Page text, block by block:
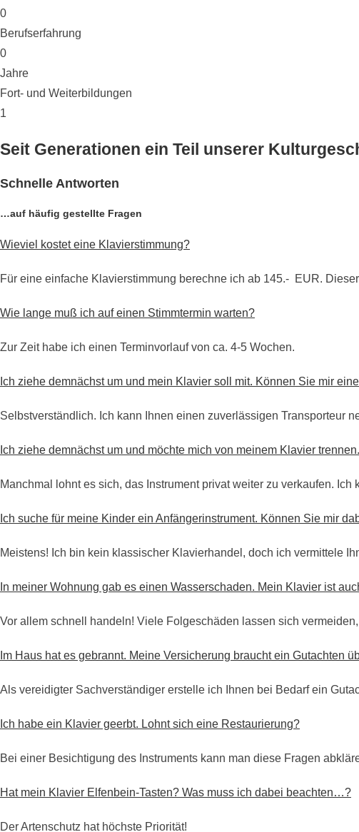
0
Berufserfahrung
0
Jahre
Fort- und Weiterbildungen
1
Seit Generationen ein Teil unserer
Schnelle Antworten
…auf häufig gestellte Fragen
Wieviel kostet eine Klavierstimmung?
Für eine einfache Klavierstimmung berechne ich ab 145.- EUR.
Wie lange muß ich auf einen Stimmtermin warten?
Zur Zeit habe ich einen Terminvorlauf von ca. 4-5 Wochen.
Ich ziehe demnächst um und mein Klavier soll mit. Können Sie mir
Selbstverständlich. Ich kann Ihnen einen zuverlässigen Transporteur
Ich ziehe demnächst um und möchte mich von meinem Klavier
Manchmal lohnt es sich, das Instrument privat weiter zu verkaufen. Ich
Ich suche für meine Kinder ein Anfängerinstrument. Können Sie mir
Meistens! Ich bin kein klassischer Klavierhandel, doch ich vermittele
In meiner Wohnung gab es einen Wasserschaden. Mein Klavier ist
Vor allem schnell handeln! Viele Folgeschäden lassen sich
Im Haus hat es gebrannt. Meine Versicherung braucht ein Gutachten
Als vereidigter Sachverständiger erstelle ich Ihnen bei Bedarf ein
Ich habe ein Klavier geerbt. Lohnt sich eine Restaurierung?
Bei einer Besichtigung des Instruments kann man diese Fragen
Hat mein Klavier Elfenbein-Tasten? Was muss ich dabei beachten…?
Der Artenschutz hat höchste Priorität!
Über mich